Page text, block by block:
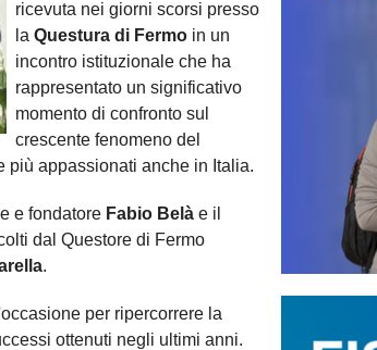
ricevuta nei giorni scorsi presso
la Questura di Fermo in un
incontro istituzionale che ha
rappresentato un significativo
momento di confronto sul
crescente fenomeno del
più appassionati anche in Italia.
e fondatore Fabio Belà e il
dal Questore di Fermo
.
per ripercorrere la
ottenuti negli ultimi anni.